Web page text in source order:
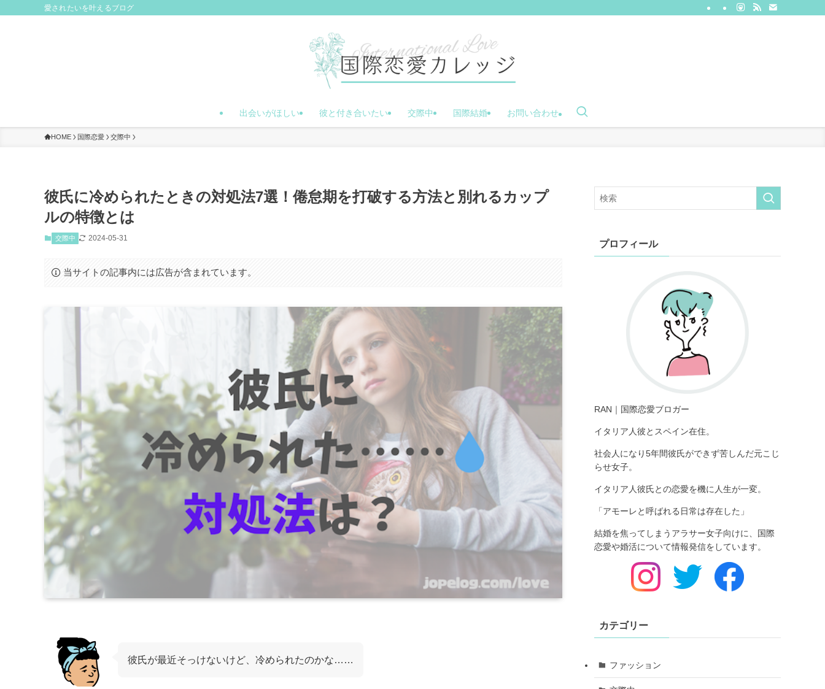
愛されたいを叶えるブログ
出会いがほしい 彼と付き合いたい 交際中 国際結婚 お問い合わせ
HOME 国際恋愛 交際中
彼氏に冷められたときの対処法7選！倦怠期を打破する方法と別れるカップ
ルの特徴とは
交際中 2024-05-31
当サイトの記事内には広告が含まれています。
彼氏が最近そっけないけど、冷められたのかな……
プロフィール
RAN｜国際恋愛ブロガー
イタリア人彼とスペイン在住。
社会人になり5年間彼氏ができず苦しんだ元こじ
らせ女子。
イタリア人彼氏との恋愛を機に人生が一変。
「アモーレと呼ばれる日常は存在した」
結婚を焦ってしまうアラサー女子向けに、国際
恋愛や婚活について情報発信をしています。
カテゴリー
ファッション